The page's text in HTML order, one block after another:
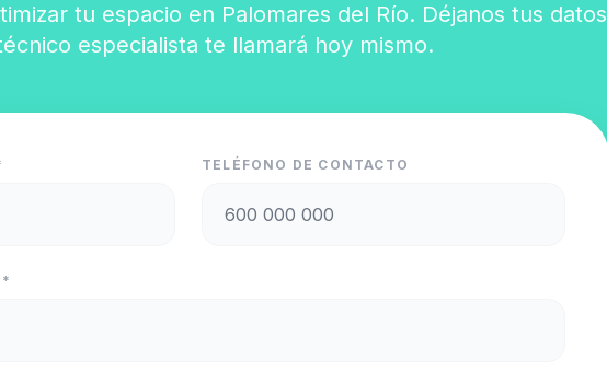
tu espacio en Palomares del Río. Déjanos tus datos
especialista te llamará hoy mismo.
TELÉFONO DE CONTACTO
*